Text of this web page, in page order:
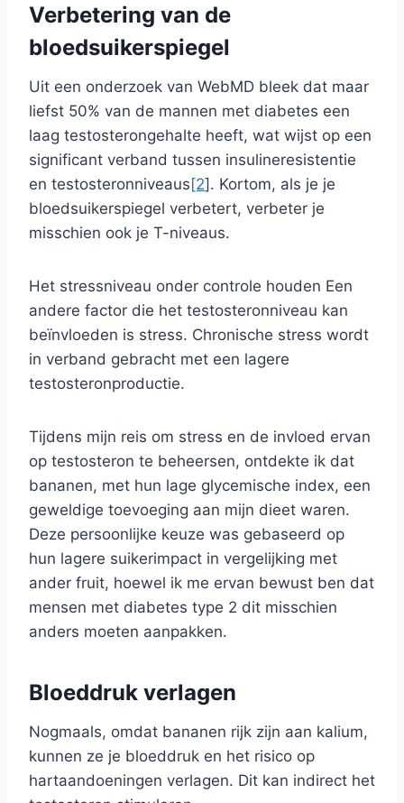
Verbetering van de
bloedsuikerspiegel
Uit een onderzoek van WebMD bleek dat maar
liefst 50% van de mannen met diabetes een
laag testosterongehalte heeft, wat wijst op een
significant verband tussen insulineresistentie
en testosteronniveaus[2]. Kortom, als je je
bloedsuikerspiegel verbetert, verbeter je
misschien ook je T-niveaus.
Het stressniveau onder controle houden Een
andere factor die het testosteronniveau kan
beïnvloeden is stress. Chronische stress wordt
in verband gebracht met een lagere
testosteronproductie.
Tijdens mijn reis om stress en de invloed ervan
op testosteron te beheersen, ontdekte ik dat
bananen, met hun lage glycemische index, een
geweldige toevoeging aan mijn dieet waren.
Deze persoonlijke keuze was gebaseerd op
hun lagere suikerimpact in vergelijking met
ander fruit, hoewel ik me ervan bewust ben dat
mensen met diabetes type 2 dit misschien
anders moeten aanpakken.
Bloeddruk verlagen
Nogmaals, omdat bananen rijk zijn aan kalium,
kunnen ze je bloeddruk en het risico op
hartaandoeningen verlagen. Dit kan indirect het